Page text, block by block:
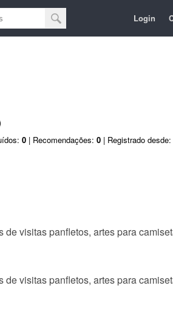
Login
0 | Recomendações: 0 | Registrado desde:
visitas panfletos, artes para
visitas panfletos, artes para